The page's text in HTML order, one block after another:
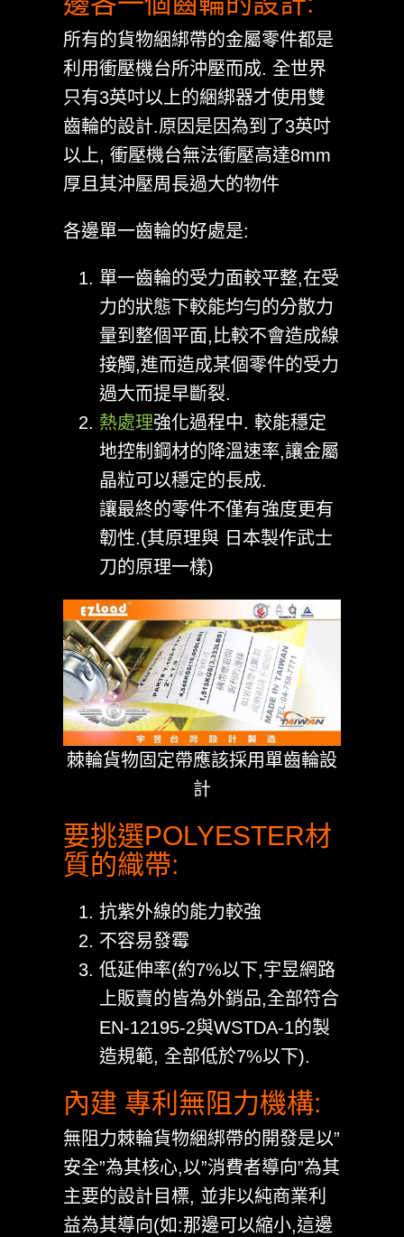
所有的貨物綑綁帶的金屬零件都是
利用衝壓機台所沖壓而成. 全世界
只有3英吋以上的綑綁器才使用雙
齒輪的設計.原因是因為到了3英吋
以上, 衝壓機台無法衝壓高達8mm
厚且其沖壓周長過大的物件
各邊單一齒輪的好處是:
單一齒輪的受力面較平整,在受
力的狀態下較能均勻的分散力
量到整個平面,比較不會造成線
接觸,進而造成某個零件的受力
過大而提早斷裂.
熱處理強化過程中. 較能穩定
地控制鋼材的降溫速率,讓金屬
晶粒可以穩定的長成.
讓最終的零件不僅有強度更有
韌性.(其原理與 日本製作武士
刀的原理一樣)
棘輪貨物固定帶應該採用單齒輪設
計
要挑選POLYESTER材
質的織帶:
抗紫外線的能力較強
不容易發霉
低延伸率(約7%以下,宇昱網路
上販賣的皆為外銷品,全部符合
EN-12195-2與WSTDA-1的製
造規範, 全部低於7%以下).
內建 專利無阻力機構:
無阻力棘輪貨物綑綁帶的開發是以”
安全”為其核心,以”消費者導向”為其
主要的設計目標, 並非以純商業利
益為其導向(如:那邊可以縮小,這邊